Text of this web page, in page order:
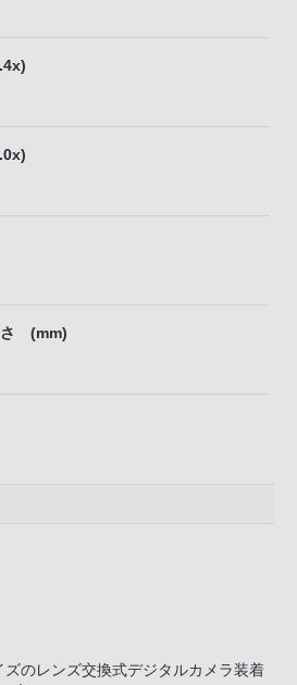
さ (mm)
のレンズ交換式デジタルカメラ装着